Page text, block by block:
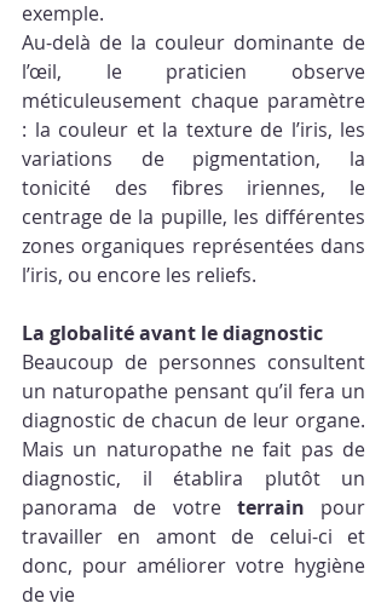
exemple.
Au-delà de la couleur dominante de
l’œil, le praticien observe
méticuleusement chaque paramètre
: la couleur et la texture de l’iris, les
variations de pigmentation, la
tonicité des fibres iriennes, le
centrage de la pupille, les différentes
zones organiques représentées dans
l’iris, ou encore les reliefs.
La globalité avant le diagnostic
Beaucoup de personnes consultent
un naturopathe pensant qu’il fera un
diagnostic de chacun de leur organe.
Mais un naturopathe ne fait pas de
diagnostic, il établira plutôt un
panorama de votre terrain pour
travailler en amont de celui-ci et
donc, pour améliorer votre hygiène
de vie